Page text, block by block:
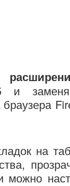
и
на
можно